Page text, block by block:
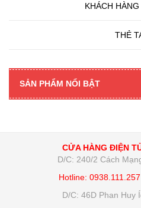
KHÁCH
THẺ
SẢN PHẨM NỔI BẬT
CỬA HÀNG ĐIỆN
D/C: 240/2 Cách
Hotline:
D/C: 46D Phan Huy